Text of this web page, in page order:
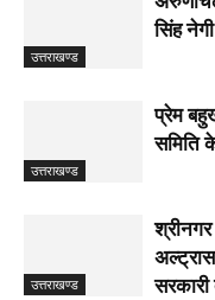
उत्तराखण्ड
सिंह
उत्तराखण्ड
प्रेम
समिति
उत्तराखण्ड
सरकारी